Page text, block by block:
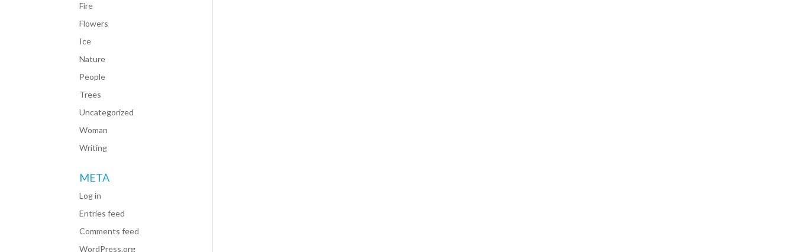
Fire
Flowers
Ice
Nature
People
Trees
Uncategorized
Woman
Writing
META
Log in
Entries feed
Comments feed
WordPress.org